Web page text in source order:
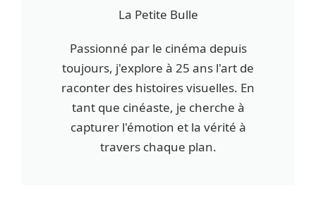
La Petite Bulle
Passionné par le cinéma depuis
toujours, j'explore à 25 ans l'art de
raconter des histoires visuelles. En
tant que cinéaste, je cherche à
capturer l'émotion et la vérité à
travers chaque plan.